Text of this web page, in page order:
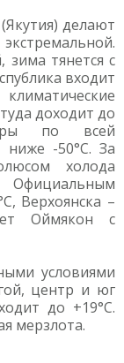
делают
зима тянется с
входит
доходит до
по всей
ниже -50°C. За
холода
Верхоянска –
Оймякон с
условиями
центр и юг
до +19°C.
мерзлота.